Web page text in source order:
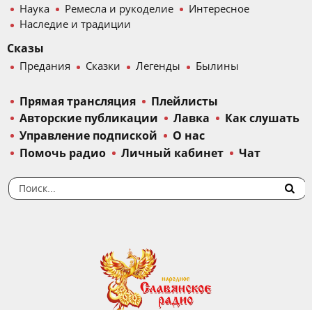
Наука
Ремесла и рукоделие
Интересное
Наследие и традиции
Сказы
Предания Сказки Легенды Былины
Прямая трансляция
Плейлисты
Авторские публикации
Лавка
Как слушать
Управление подпиской
О нас
Помочь радио
Личный кабинет Чат